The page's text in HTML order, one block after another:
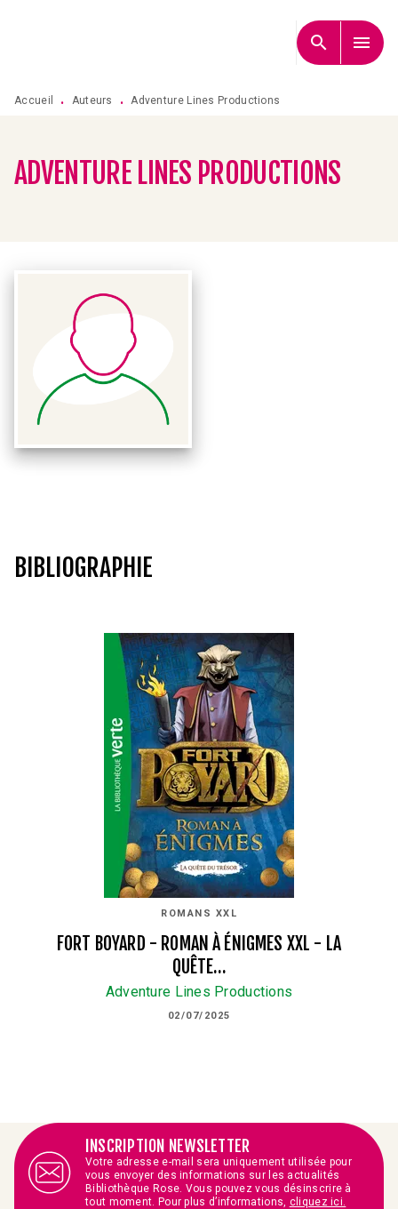
search menu
Accueil • Auteurs • Adventure Lines Productions
ADVENTURE LINES PRODUCTIONS
BIBLIOGRAPHIE
ROMANS XXL
FORT BOYARD - ROMAN À ÉNIGMES XXL - LA
QUÊTE…
Adventure Lines Productions
02/07/2025
INSCRIPTION NEWSLETTER
Votre adresse e-mail sera uniquement utilisée pour
vous envoyer des informations sur les actualités
Bibliothèque Rose. Vous pouvez vous désinscrire à
tout moment. Pour plus d’informations, cliquez ici.